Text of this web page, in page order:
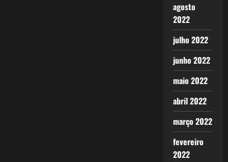
agosto
2022
julho 2022
junho 2022
maio 2022
abril 2022
março 2022
fevereiro
2022